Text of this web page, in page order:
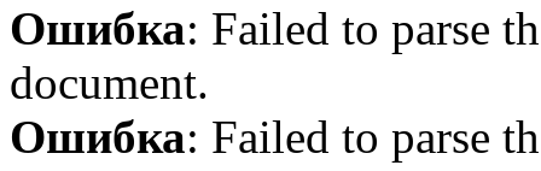
Ошибка: Failed to parse
document.
Ошибка: Failed to parse